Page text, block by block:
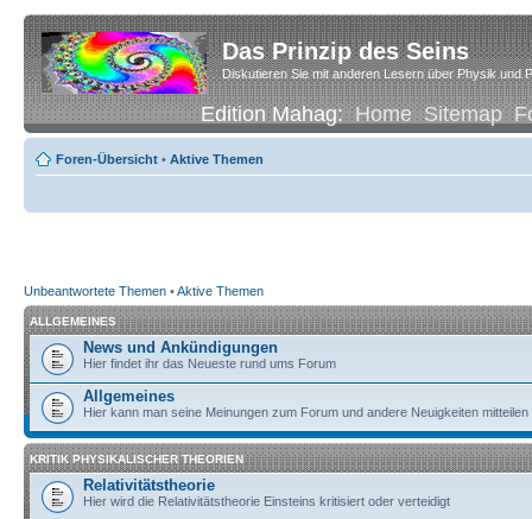
Das Prinzip des Seins
Diskutieren Sie mit anderen Lesern über Physik und
Edition Mahag:Home Sitemap
Foren-Übersicht • Aktive Themen
Unbeantwortete Themen •Aktive Themen
ALLGEMEINES
News und Ankündigungen
Hier findet ihr das Neueste rund ums Forum
Allgemeines
Hier kann man seine Meinungen zum Forum und andere Neuigkeiten mitteilen
KRITIK PHYSIKALISCHER THEORIEN
Relativitätstheorie
Hier wird die Relativitätstheorie Einsteins kritisiert oder verteidigt